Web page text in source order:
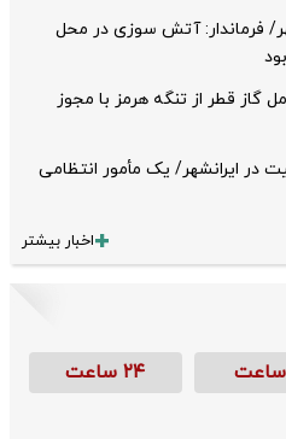
فرماندار: آتش سوزی در محل
قطر از تنگه هرمز با مجوز
در ایرانشهر/ یک مأمور انتظامی
اخبار بیشتر
۲۴ ساعت